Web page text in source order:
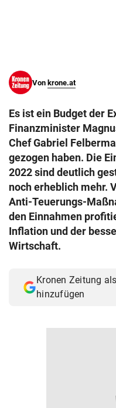
Von krone.at
Es ist ein Budget der
Finanzminister
Chef Gabriel
gezogen haben. Die
2022 sind deutlich
noch erheblich mehr.
Anti-Teuerungs-
den Einnahmen
Inflation und der
Wirtschaft.
Kronen Zeitung
hinzufügen